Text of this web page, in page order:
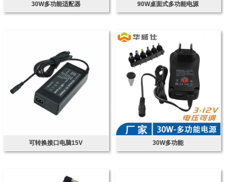
30W多功能适配器 90W桌面式多功能电源
可转换接口电脑15V 30W多功能